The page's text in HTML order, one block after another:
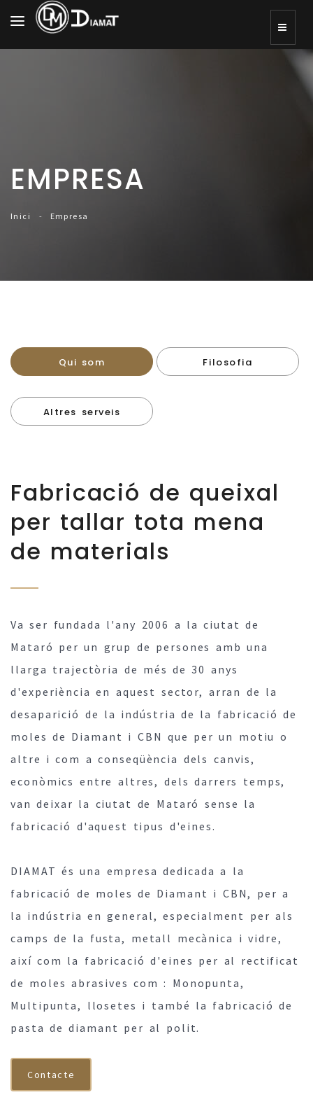
Toggle
EMPRESA
Inici Empresa
Qui som Filosofia
Altres serveis
Fabricació de queixal
per tallar tota mena
de materials
Va ser fundada l'any 2006 a la ciutat de
Mataró per un grup de persones amb una
llarga trajectòria de més de 30 anys
d'experiència en aquest sector, arran de la
desaparició de la indústria de la fabricació de
moles de Diamant i CBN que per un motiu o
altre i com a conseqüència dels canvis,
econòmics entre altres, dels darrers temps,
van deixar la ciutat de Mataró sense la
fabricació d'aquest tipus d'eines.
DIAMAT és una empresa dedicada a la
fabricació de moles de Diamant i CBN, per a
la indústria en general, especialment per als
camps de la fusta, metall mecànica i vidre,
així com la fabricació d'eines per al rectificat
de moles abrasives com : Monopunta,
Multipunta, llosetes i també la fabricació de
pasta de diamant per al polit.
Contacte